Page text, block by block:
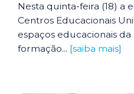
Nesta quinta-feira (18) a
Centros Educacionais
espaços educacionais
formação... [saiba mais]